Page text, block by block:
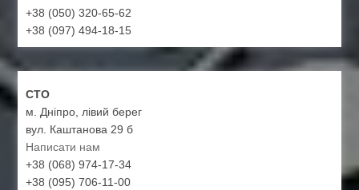
+38 (050) 320-65-62
+38 (097) 494-18-15
СТО
м. Дніпро, лівий берег
вул. Каштанова 29 б
Написати нам
+38 (068) 974-17-34
+38 (095) 706-11-00